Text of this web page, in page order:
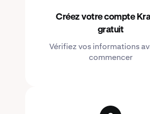
Créez votre compte
gratuit
Vérifiez vos informations
commencer